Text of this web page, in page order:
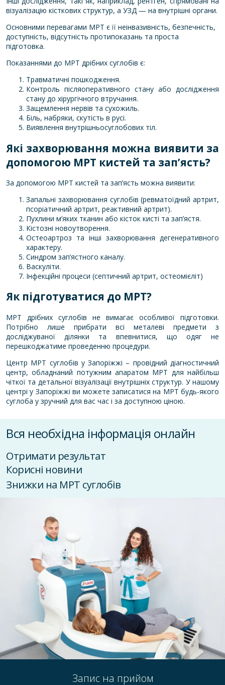
візуалізацію кісткових структур, а УЗД — на внутрішні органи.
Основними перевагами МРТ є її неінвазивність, безпечність,
доступність, відсутність протипоказань та проста
підготовка.
Показаннями до МРТ дрібних суглобів є:
Травматичні пошкодження.
Контроль післяоперативного стану або дослідження
стану до хірургічного втручання.
Защемлення нервів та сухожиль.
Біль, набряки, скутість в русі.
Виявлення внутрішньосуглобових тіл.
Які захворювання можна виявити за
допомогою МРТ кистей та зап’ясть?
За допомогою МРТ кистей та зап’ясть можна виявити:
Запальні захворювання суглобів (ревматоїдний артрит,
псоріатичний артрит, реактивний артрит).
Пухлини м’яких тканин або кісток кисті та зап’ястя.
Кістозні новоутворення.
Остеоартроз та інші захворювання дегенеративного
характеру.
Синдром зап’ястного каналу.
Васкуліти.
Інфекційні процеси (септичний артрит, остеомієліт)
Як підготуватися до МРТ?
МРТ дрібних суглобів не вимагає особливої підготовки.
Потрібно лише прибрати всі металеві предмети з
досліджуваної ділянки та впевнитися, що одяг не
перешкоджатиме проведенню процедури.
Центр МРТ суглобів у Запоріжжі – провідний діагностичний
центр, обладнаний потужним апаратом МРТ для найбільш
чіткої та детальної візуалізації внутрішніх структур. У нашому
центрі у Запоріжжі ви можете записатися на МРТ будь-якого
суглоба у зручний для вас час і за доступною ціною.
Вся необхідна інформація онлайн
Отримати результат
Корисні новини
Знижки на МРТ суглобів
Запис на прийом